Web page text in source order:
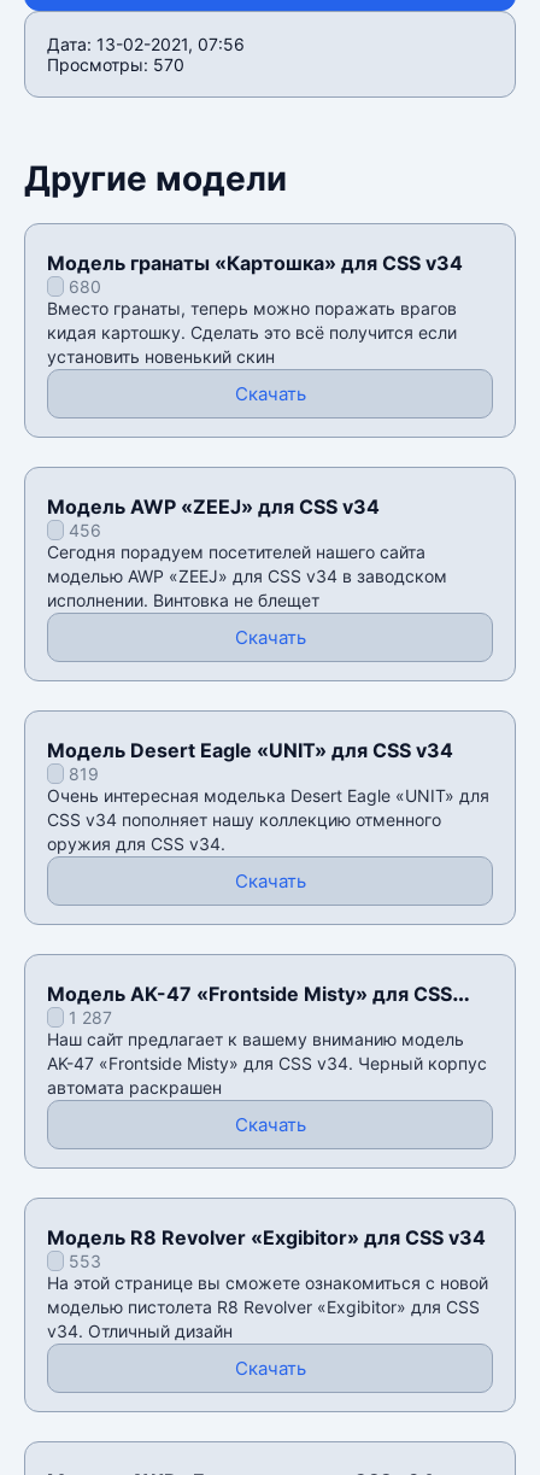
Дата: 13-02-2021, 07:56
Просмотры: 570
Другие модели
Модель гранаты «Картошка» для CSS v34
680
Вместо гранаты, теперь можно поражать врагов
кидая картошку. Сделать это всё получится если
установить новенький скин
Скачать
Модель AWP «ZEEJ» для CSS v34
456
Сегодня порадуем посетителей нашего сайта
моделью AWP «ZEEJ» для CSS v34 в заводском
исполнении. Винтовка не блещет
Скачать
Модель Desert Eagle «UNIT» для CSS v34
819
Очень интересная моделька Desert Eagle «UNIT» для
CSS v34 пополняет нашу коллекцию отменного
оружия для CSS v34.
Скачать
Модель AK-47 «Frontside Misty» для CSS
v341 287
Наш сайт предлагает к вашему вниманию модель
AK-47 «Frontside Misty» для CSS v34. Черный корпус
автомата раскрашен
Скачать
Модель R8 Revolver «Exgibitor» для CSS v34
553
На этой странице вы сможете ознакомиться с новой
моделью пистолета R8 Revolver «Exgibitor» для CSS
v34. Отличный дизайн
Скачать